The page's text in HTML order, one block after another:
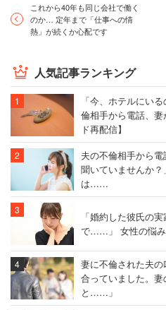
これから40年も同じ会社で働く
のか… 定年まで「仕事への情
熱」が続くか心配です
人気記事ランキング
「今、ホテルにい
倫相手から電話、
ド再配信】
夫の不倫相手から
聞いていませんか
は……
「婚約した彼氏の
で……」 女性の悩み
妻に不倫された夫
合っていました。
と……」